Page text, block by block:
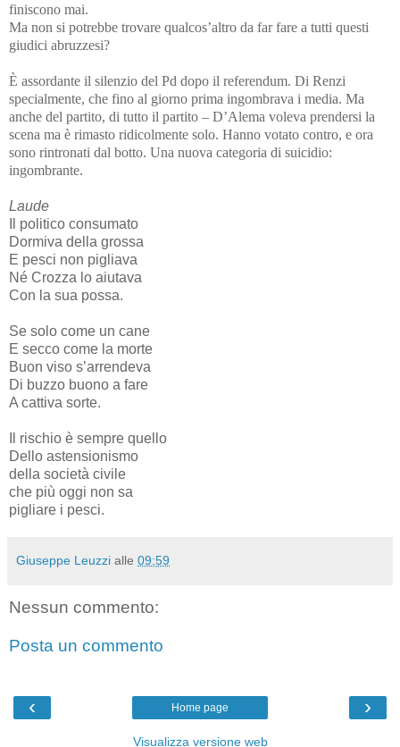
finiscono mai.
Ma non si potrebbe trovare qualcos’altro da far fare a tutti questi
giudici abruzzesi?
È assordante il silenzio del Pd dopo il referendum. Di Renzi
specialmente, che fino al giorno prima ingombrava i media. Ma
anche del partito, di tutto il partito – D’Alema voleva prendersi la
scena ma è rimasto ridicolmente solo. Hanno votato contro, e ora
sono rintronati dal botto. Una nuova categoria di suicidio:
ingombrante.
Laude
Il politico consumato
Dormiva della grossa
E pesci non pigliava
Né Crozza lo aiutava
Con la sua possa.
Se solo come un cane
E secco come la morte
Buon viso s’arrendeva
Di buzzo buono a fare
A cattiva sorte.
Il rischio è sempre quello
Dello astensionismo
della società civile
che più oggi non sa
pigliare i pesci.
Giuseppe Leuzzi alle 09:59
Nessun commento:
Posta un commento
‹ ›
Home page
Visualizza versione web